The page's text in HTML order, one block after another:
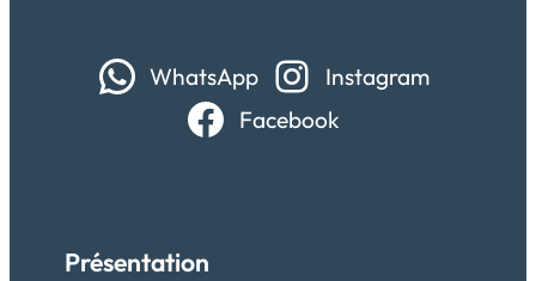
WhatsApp
Instagram
Facebook
Présentation